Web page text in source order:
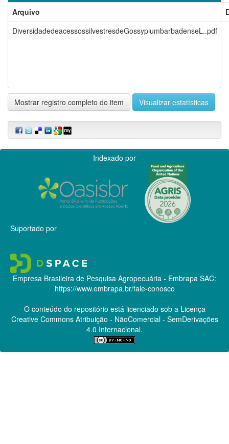
Arquivo
DiversidadedeacessossilvestresdeGossypiumbarbadenseL..pdf
Mostrar registro completo do item Visualizar estatísticas
Indexado por
Suportado por
Empresa Brasileira de Pesquisa Agropecuária - Embrapa SAC:
https://www.embrapa.br/fale-conosco
O conteúdo do repositório está licenciado sob a Licença
Creative CommonsAtribuição - NãoComercial - SemDerivações
4.0 Internacional.